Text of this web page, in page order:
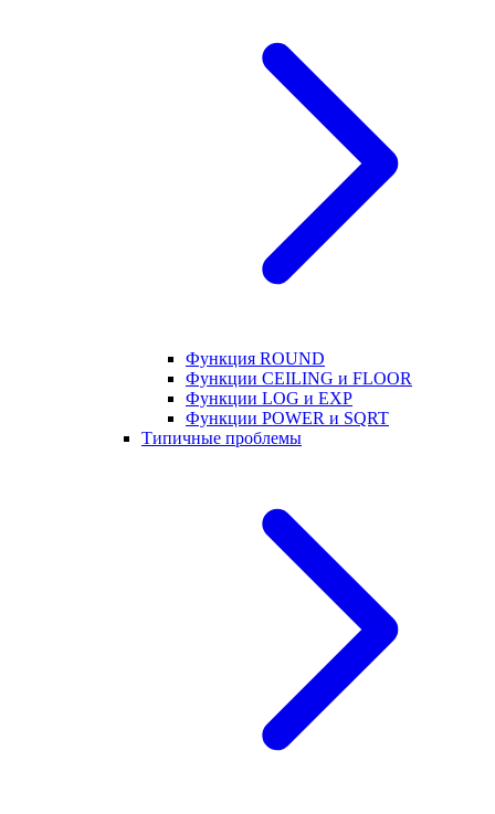
Функция ROUND
Функции CEILING и FLOOR
Функции LOG и EXP
Функции POWER и SQRT
Типичные проблемы